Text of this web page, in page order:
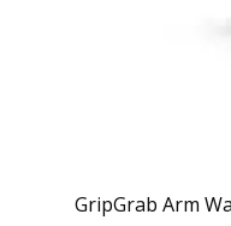
GripGrab Arm